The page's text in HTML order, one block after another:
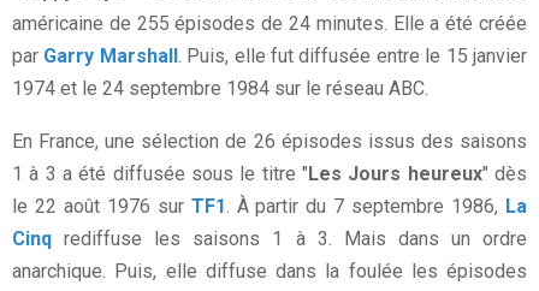
américaine de 255 épisodes de 24 minutes. Elle a été créée
par Garry Marshall. Puis, elle fut diffusée entre le 15 janvier
1974 et le 24 septembre 1984 sur le réseau ABC.
En France, une sélection de 26 épisodes issus des saisons
1 à 3 a été diffusée sous le titre "Les Jours heureux" dès
le 22 août 1976 sur TF1. À partir du 7 septembre 1986, La
Cinq rediffuse les saisons 1 à 3. Mais dans un ordre
anarchique. Puis, elle diffuse dans la foulée les épisodes